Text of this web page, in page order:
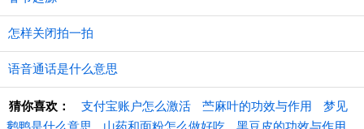
怎样关闭拍一拍
语音通话是什么意思
猜你喜欢： 支付宝账户怎么激活 苎麻叶的功效与作用
梦见
鹅鸭是什么意思
山药和面粉怎么做好吃 黑豆皮的功效与作用